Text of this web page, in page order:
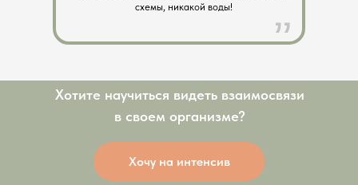
схемы, никакой воды!
Хотите научиться видеть взаимосвязи
в своем организме?
Хочу на интенсив